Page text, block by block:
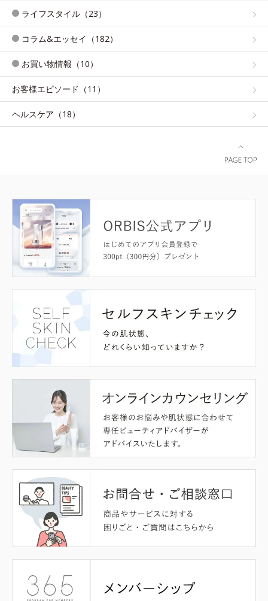
ライフスタイル（23）
コラム&エッセイ（182）
お買い物情報（10）
お客様エピソード（11）
ヘルスケア（18）